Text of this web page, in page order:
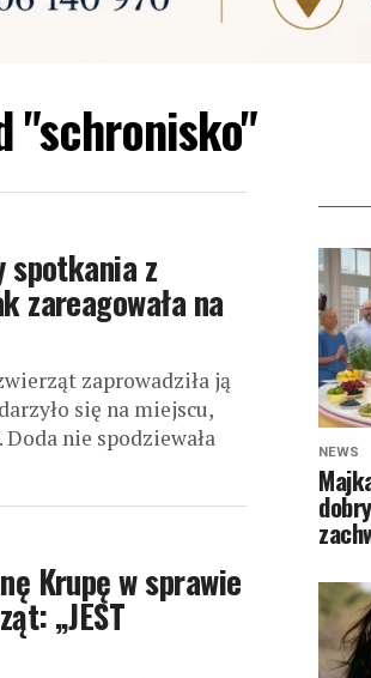
"schronisko"
spotkania z
zareagowała na
zaprowadziła ją
się na miejscu,
nie spodziewała
Krupę w sprawie
„JEST
NEWS